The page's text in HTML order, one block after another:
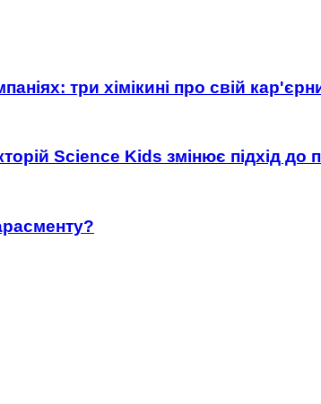
три хімікині про свій
Science Kids змінює підхід до